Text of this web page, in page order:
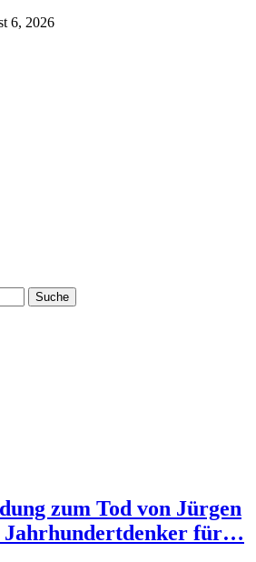
6, 2026
zum Tod von Jürgen
Jahrhundertdenker für…